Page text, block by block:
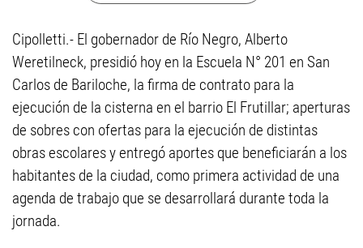
Cipolletti.- El gobernador de Río Negro, Alberto
Weretilneck, presidió hoy en la Escuela N° 201 en San
Carlos de Bariloche, la firma de contrato para la
ejecución de la cisterna en el barrio El Frutillar; aperturas
de sobres con ofertas para la ejecución de distintas
obras escolares y entregó aportes que beneficiarán a los
habitantes de la ciudad, como primera actividad de una
agenda de trabajo que se desarrollará durante toda la
jornada.